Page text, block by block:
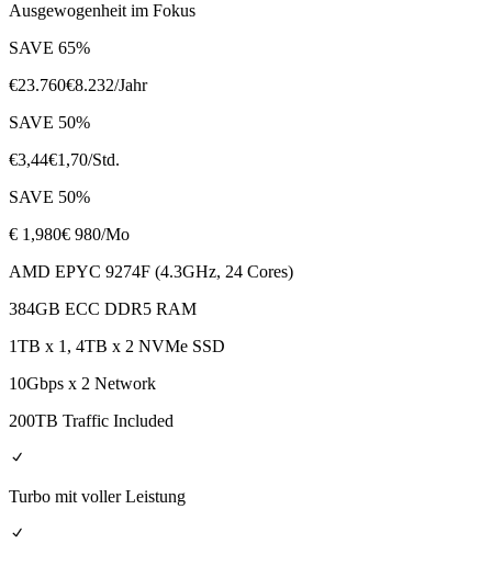
Ausgewogenheit im Fokus
SAVE 65%
€23.760€8.232/Jahr
SAVE 50%
€3,44€1,70/Std.
SAVE 50%
€ 1,980€ 980/Mo
AMD EPYC 9274F (4.3GHz, 24 Cores)
384GB ECC DDR5 RAM
1TB x 1, 4TB x 2 NVMe SSD
10Gbps x 2 Network
200TB Traffic Included
Turbo mit voller Leistung